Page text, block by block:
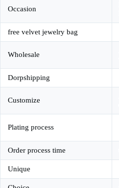
Occasion
free velvet jewelry bag
Wholesale
Dorpshipping
Customize
Plating process
Order process time
Unique